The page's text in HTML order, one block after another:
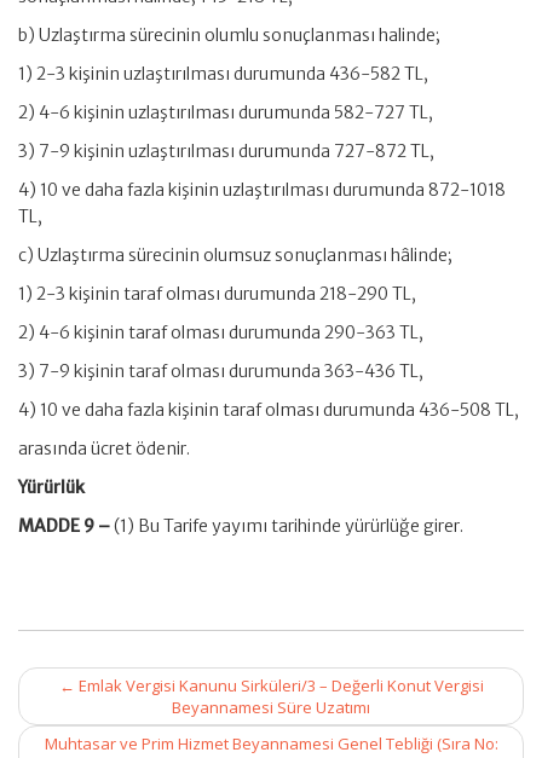
b) Uzlaştırma sürecinin olumlu sonuçlanması halinde;
1) 2-3 kişinin uzlaştırılması durumunda 436-582 TL,
2) 4-6 kişinin uzlaştırılması durumunda 582-727 TL,
3) 7-9 kişinin uzlaştırılması durumunda 727-872 TL,
4) 10 ve daha fazla kişinin uzlaştırılması durumunda 872-1018
TL,
c) Uzlaştırma sürecinin olumsuz sonuçlanması hâlinde;
1) 2-3 kişinin taraf olması durumunda 218-290 TL,
2) 4-6 kişinin taraf olması durumunda 290-363 TL,
3) 7-9 kişinin taraf olması durumunda 363-436 TL,
4) 10 ve daha fazla kişinin taraf olması durumunda 436-508 TL,
arasında ücret ödenir.
Yürürlük
MADDE 9 –(1) Bu Tarife yayımı tarihinde yürürlüğe girer.
Post
navigation
← Emlak Vergisi Kanunu Sirküleri/3 – Değerli Konut Vergisi
Beyannamesi Süre Uzatımı
Muhtasar ve Prim Hizmet Beyannamesi Genel Tebliği (Sıra No: